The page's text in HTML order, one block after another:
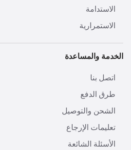
الاستدامة
الاستمرارية
الخدمة والمساعدة
اتصل بنا
طرق الدفع
الشحن والتوصيل
تعليمات الإرجاع
الأسئلة الشائعة